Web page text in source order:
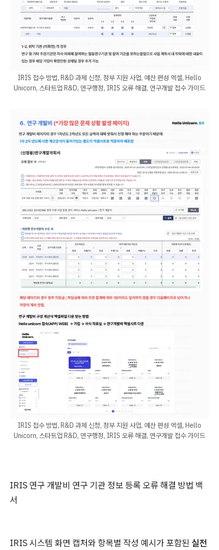
IRIS 접수 방법, R&D 과제 신청, 정부 지원 사업, 예산 편성 엑셀, Hello
Unicorn, 스타트업 R&D, 연구행정, IRIS 오류 해결, 연구개발 접수 가이드
IRIS 접수 방법, R&D 과제 신청, 정부 지원 사업, 예산 편성 엑셀, Hello
Unicorn, 스타트업 R&D, 연구행정, IRIS 오류 해결, 연구개발 접수 가이드
IRIS 연구 개발비 연구 기관 정보 등록 오류 해결 방법 백
서
IRIS 시스템 화면 캡처와 항목별 작성 예시가 포함된 실전